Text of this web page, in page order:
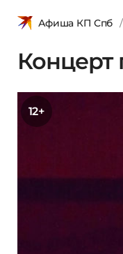
Афиша КП Спб
Концерт
12+